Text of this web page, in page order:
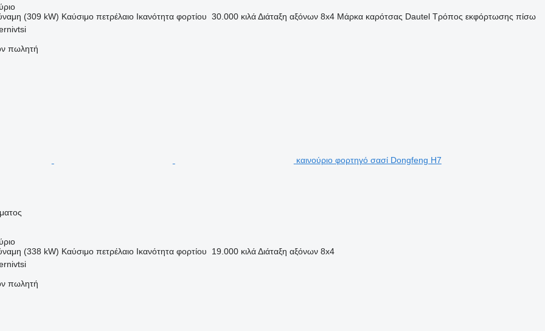
(309 kW) Καύσιμο πετρέλαιο Ικανότητα φορτίου 30.000 κιλά Διάταξη αξόνων 8x4 Μάρκα καρότσας Dautel Τρόπος εκφόρτωσης πίσω
πωλητή
καινούριο φορτηγό σασί Dongfeng H7
(338 kW) Καύσιμο πετρέλαιο Ικανότητα φορτίου 19.000 κιλά Διάταξη αξόνων 8x4
πωλητή